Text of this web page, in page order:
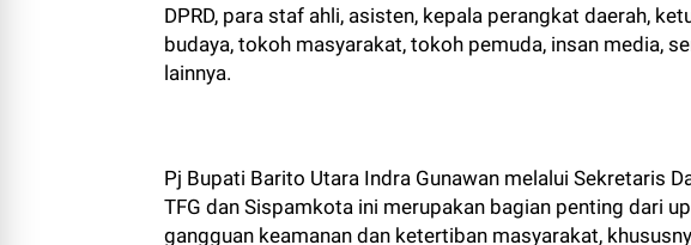
DPRD, para staf ahli, asisten, kepala perangkat daerah,
budaya, tokoh masyarakat, tokoh pemuda, insan media,
lainnya.
Pj Bupati Barito Utara Indra Gunawan melalui Sekretaris
TFG dan Sispamkota ini merupakan bagian penting dari
gangguan keamanan dan ketertiban masyarakat,